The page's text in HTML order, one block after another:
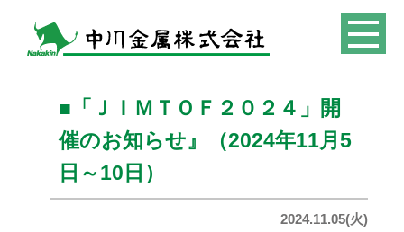
toggle
■「ＪＩＭＴＯＦ２０２４」開
催のお知らせ』（2024年11月5
日～10日）
2024.11.05(火)